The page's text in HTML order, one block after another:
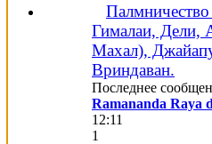
Гималаи, Дели,
Махал),
Вриндаван.
Последнее
Ramananda Raya
12:11
1